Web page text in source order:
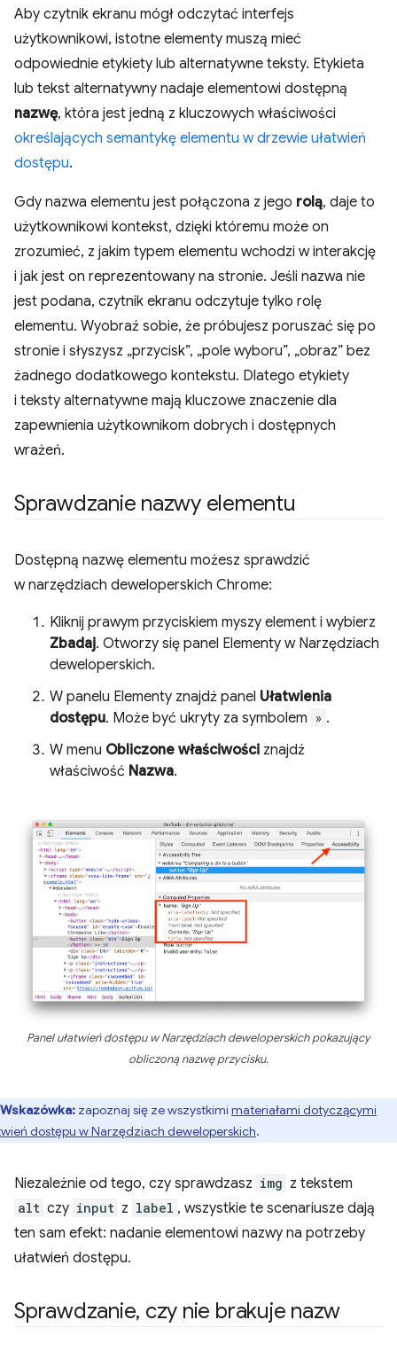
Aby czytnik ekranu mógł odczytać interfejs
użytkownikowi, istotne elementy muszą mieć
odpowiednie etykiety lub alternatywne teksty. Etykieta
lub tekst alternatywny nadaje elementowi dostępną
nazwę, która jest jedną z kluczowych właściwości
określających semantykę elementu w drzewie ułatwień
dostępu.
Gdy nazwa elementu jest połączona z jego rolą, daje to
użytkownikowi kontekst, dzięki któremu może on
zrozumieć, z jakim typem elementu wchodzi w interakcję
i jak jest on reprezentowany na stronie. Jeśli nazwa nie
jest podana, czytnik ekranu odczytuje tylko rolę
elementu. Wyobraź sobie, że próbujesz poruszać się po
stronie i słyszysz „przycisk”, „pole wyboru”, „obraz” bez
żadnego dodatkowego kontekstu. Dlatego etykiety
i teksty alternatywne mają kluczowe znaczenie dla
zapewnienia użytkownikom dobrych i dostępnych
wrażeń.
Sprawdzanie nazwy elementu
Dostępną nazwę elementu możesz sprawdzić
w narzędziach deweloperskich Chrome:
Kliknij prawym przyciskiem myszy element i wybierz
Zbadaj. Otworzy się panel Elementy w Narzędziach
deweloperskich.
W panelu Elementy znajdź panel Ułatwienia
dostępu. Może być ukryty za symbolem » .
W menu Obliczone właściwości znajdź
właściwość Nazwa.
Panel ułatwień dostępu w Narzędziach deweloperskich pokazujący
obliczoną nazwę przycisku.
Wskazówka: zapoznaj się ze wszystkimi materiałami dotyczącymi
dostępu w Narzędziach deweloperskich.
Niezależnie od tego, czy sprawdzasz img z tekstem
alt czy input z label , wszystkie te scenariusze dają
ten sam efekt: nadanie elementowi nazwy na potrzeby
ułatwień dostępu.
Sprawdzanie, czy nie brakuje nazw